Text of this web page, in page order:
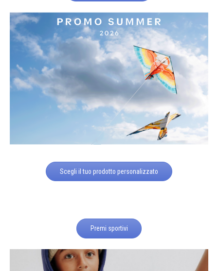
Scegli il tuo prodotto personalizzato
Premi sportivi